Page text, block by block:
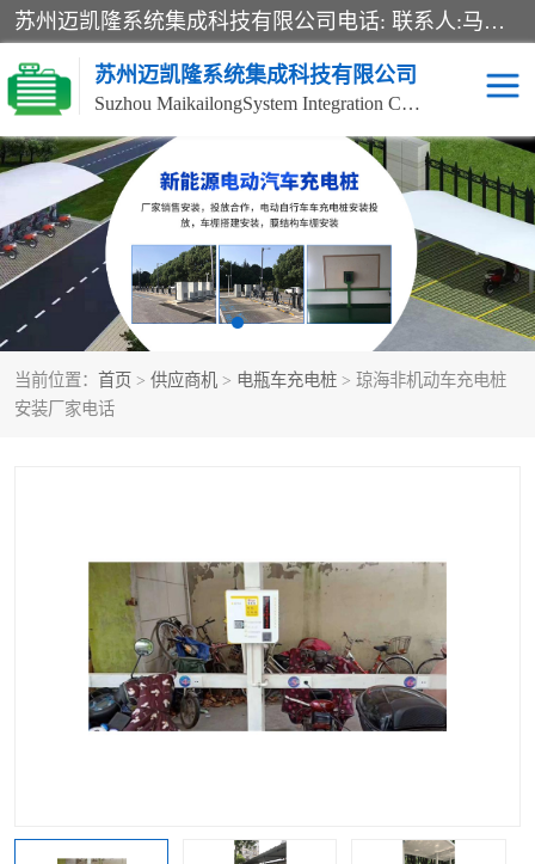
苏州迈凯隆系统集成科技有限公司电话: 联系人:马杰森 销售安装视频监控、报警系统、电话交换机、门禁考勤、巡更系统、呼叫对讲系统、停车场道闸、智能家居、广播系统、综合布线、办公设备、电子商务软件、网络工程、酒店门锁系列 系统集成、VOD视频点播、LED显示屏、节能产品、USP电源、收银机等弱电及智能化项目。
苏州迈凯隆系统集成科技有限公司
Suzhou MaikailongSystem Integration Co., Ltd.
当前位置： 首页 > 供应商机 > 电瓶车充电桩 > 琼海非机动车充电桩
安装厂家电话
非机动车充电桩 电瓶车充电桩
电动自行车充电桩 两轮电动车充电桩
充电桩